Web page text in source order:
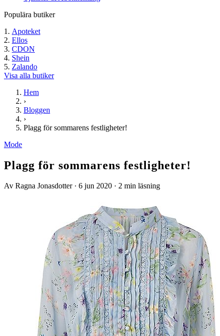
Populära butiker
Apoteket
Ellos
CDON
Shein
Zalando
Visa alla butiker
Hem
›
Bloggen
›
Plagg för sommarens festligheter!
Mode
Plagg för sommarens festligheter!
Av Ragna Jonasdotter · 6 jun 2020 · 2 min läsning